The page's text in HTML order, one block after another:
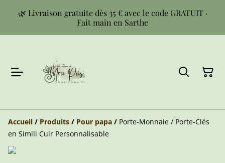
🌿 Livraison gratuite dès 35 € avec le code GRATUIT ·
Fait main en Sarthe
Accueil / Produits / Pour papa / Porte-Monnaie / Porte-Clés
en Simili Cuir Personnalisable